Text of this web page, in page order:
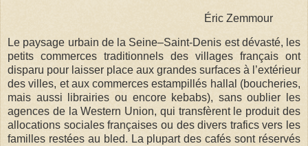
Éric Zemmour
Le paysage urbain de la Seine–Saint-Denis est dévasté, les
petits commerces traditionnels des villages français ont
disparu pour laisser place aux grandes surfaces à l’extérieur
des villes, et aux commerces estampillés hallal (boucheries,
mais aussi librairies ou encore kebabs), sans oublier les
agences de la Western Union, qui transfèrent le produit des
allocations sociales françaises ou des divers trafics vers les
familles restées au bled. La plupart des cafés sont réservés